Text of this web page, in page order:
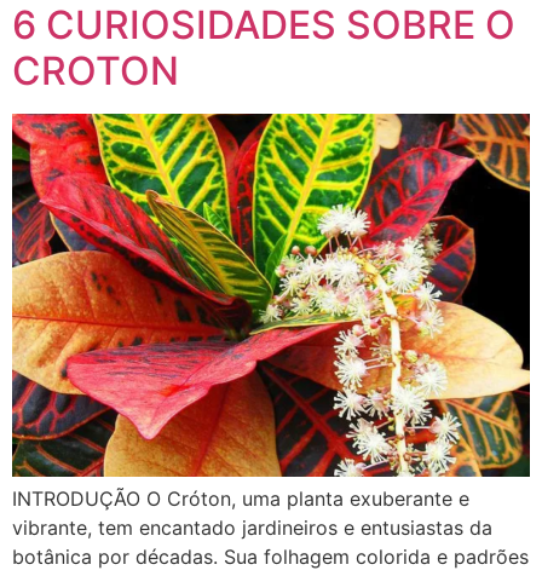
6 CURIOSIDADES SOBRE O
CROTON
INTRODUÇÃO O Cróton, uma planta exuberante e
vibrante, tem encantado jardineiros e entusiastas da
botânica por décadas. Sua folhagem colorida e padrões